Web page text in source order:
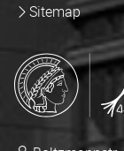
Sitemap